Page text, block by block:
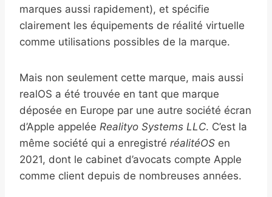
marques aussi rapidement), et spécifie
clairement les équipements de réalité virtuelle
comme utilisations possibles de la marque.
Mais non seulement cette marque, mais aussi
realOS a été trouvée en tant que marque
déposée en Europe par une autre société écran
d’Apple appelée Realityo Systems LLC. C’est la
même société qui a enregistré réalitéOS en
2021, dont le cabinet d’avocats compte Apple
comme client depuis de nombreuses années.